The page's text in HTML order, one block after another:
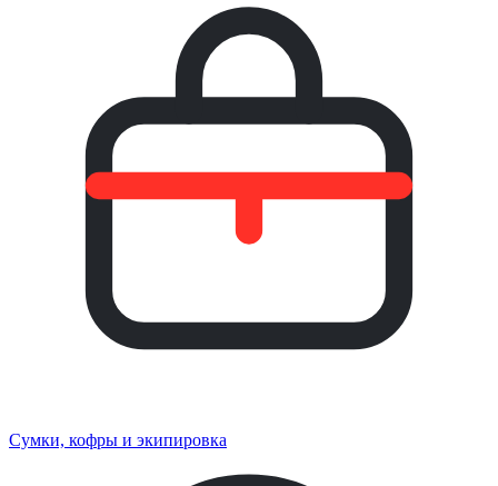
Сумки, кофры и экипировка